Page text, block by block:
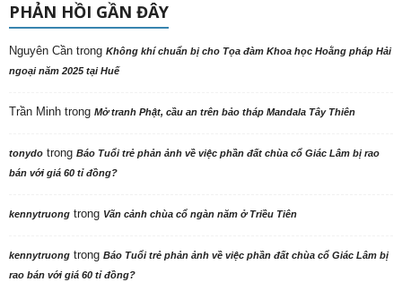
PHẢN HỒI GẦN ĐÂY
Nguyên Cần trong Không khí chuẩn bị cho Tọa đàm Khoa học Hoằng pháp Hải
ngoại năm 2025 tại Huế
Trần Minh trong Mở tranh Phật, cầu an trên bảo tháp Mandala Tây Thiên
tonydo trong Báo Tuổi trẻ phản ảnh về việc phần đất chùa cổ Giác Lâm bị rao
bán với giá 60 tỉ đồng?
kennytruong trong Vãn cảnh chùa cổ ngàn năm ở Triều Tiên
kennytruong trong Báo Tuổi trẻ phản ảnh về việc phần đất chùa cổ Giác Lâm bị
rao bán với giá 60 tỉ đồng?